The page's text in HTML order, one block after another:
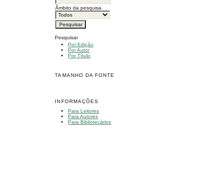
Âmbito da pesquisa
Pesquisar
Por Edição
Por Autor
Por Título
TAMANHO DA FONTE
INFORMAÇÕES
Para Leitores
Para Autores
Para Bibliotecários